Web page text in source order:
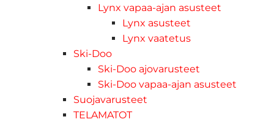
Lynx vapaa-ajan asusteet
Lynx asusteet
Lynx vaatetus
Ski-Doo
Ski-Doo ajovarusteet
Ski-Doo vapaa-ajan asusteet
Suojavarusteet
TELAMATOT